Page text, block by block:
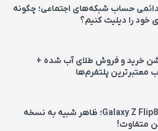
حساب شبکه‌های اجتماعی؛ چگونه
خود را دیلیت کنیم؟
خرید و فروش طلای آب شده +
معتبرترین پلتفرم‌ها
بررسی گوشی Galaxy Z Flip8؛ ظاهر شبیه به نسخه
متفاوت!